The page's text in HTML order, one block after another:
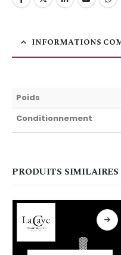
INFORMATIONS
Poids
Conditionnement
PRODUITS SIMILAIRES